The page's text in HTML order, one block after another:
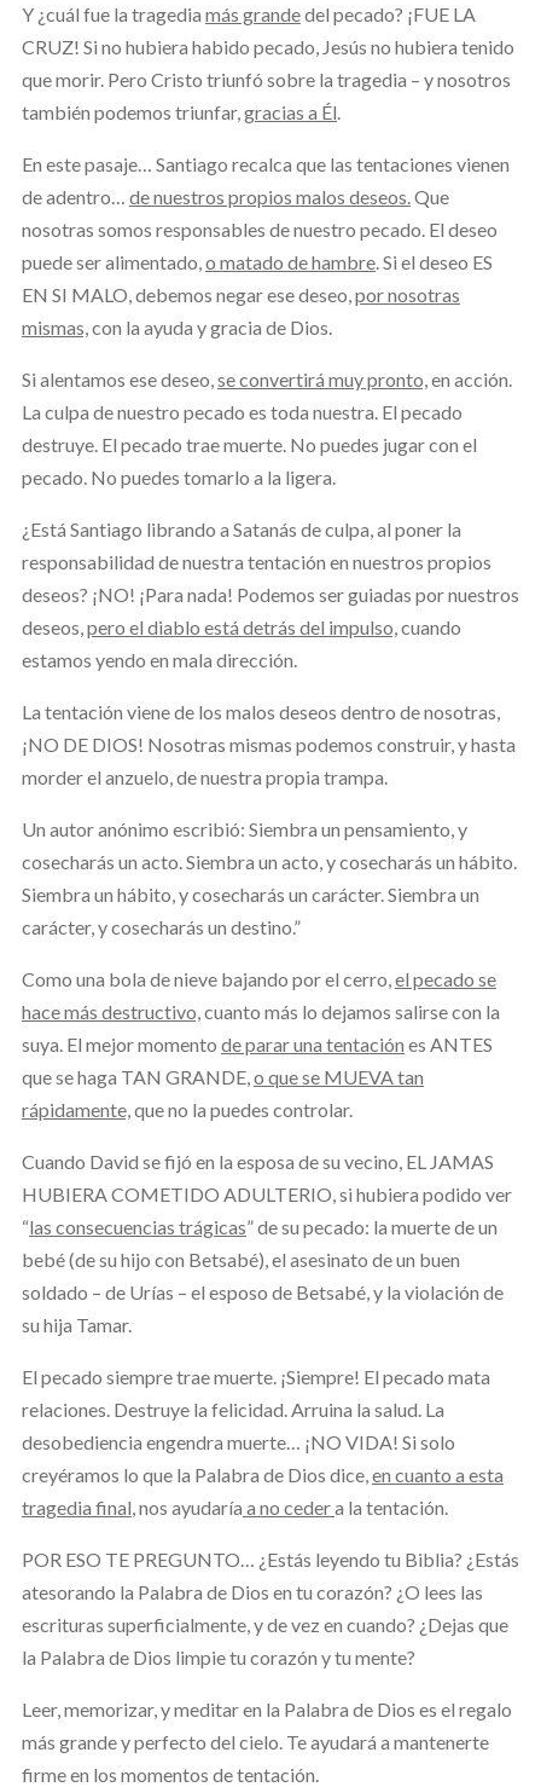
Y ¿cuál fue la tragedia más grandedel pecado? ¡FUE LA
CRUZ! Si no hubiera habido pecado, Jesús no hubiera tenido
que morir. Pero Cristo triunfó sobre la tragedia – y nosotros
también podemos triunfar,gracias a Él.
En este pasaje… Santiago recalca que las tentaciones vienen
de adentro… de nuestros propios malos deseos.Que
nosotras somos responsables de nuestro pecado. El deseo
puede ser alimentado,o matado de hambre. Si el deseo ES
EN SI MALO, debemos negar ese deseo,por nosotras
mismas,con la ayuda y gracia de Dios.
Si alentamos ese deseo,se convertirá muy pronto,en acción.
La culpa de nuestro pecado es toda nuestra. El pecado
destruye. El pecado trae muerte. No puedes jugar con el
pecado. No puedes tomarlo a la ligera.
¿Está Santiago librando a Satanás de culpa, al poner la
responsabilidad de nuestra tentación en nuestros propios
deseos? ¡NO! ¡Para nada! Podemos ser guiadas por nuestros
deseos,pero el diablo está detrás del impulso,cuando
estamos yendo en mala dirección.
La tentación viene de los malos deseos dentro de nosotras,
¡NO DE DIOS! Nosotras mismas podemos construir, y hasta
morder el anzuelo, de nuestra propia trampa.
Un autor anónimo escribió: Siembra un pensamiento, y
cosecharás un acto. Siembra un acto, y cosecharás un hábito.
Siembra un hábito, y cosecharás un carácter. Siembra un
carácter, y cosecharás un destino.”
Como una bola de nieve bajando por el cerro,el pecado se
hace más destructivo,cuanto más lo dejamos salirse con la
suya. El mejor momento de parar una tentación es ANTES
que se haga TAN GRANDE,o que se MUEVA tan
rápidamente,que no la puedes controlar.
Cuando David se fijó en la esposa de su vecino, EL JAMAS
HUBIERA COMETIDO ADULTERIO, si hubiera podido ver
“las consecuencias trágicas” de su pecado: la muerte de un
bebé (de su hijo con Betsabé), el asesinato de un buen
soldado – de Urías – el esposo de Betsabé, y la violación de
su hija Tamar.
El pecado siempre trae muerte. ¡Siempre! El pecado mata
relaciones. Destruye la felicidad. Arruina la salud. La
desobediencia engendra muerte… ¡NO VIDA! Si solo
creyéramos lo que la Palabra de Dios dice,en cuanto a esta
tragedia final, nos ayudaría a no cedera la tentación.
POR ESO TE PREGUNTO… ¿Estás leyendo tu Biblia? ¿Estás
atesorando la Palabra de Dios en tu corazón? ¿O lees las
escrituras superficialmente, y de vez en cuando? ¿Dejas que
la Palabra de Dios limpie tu corazón y tu mente?
Leer, memorizar, y meditar en la Palabra de Dios es el regalo
más grande y perfecto del cielo. Te ayudará a mantenerte
firme en los momentos de tentación.